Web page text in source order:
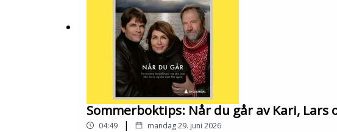
Sommerboktips: Når du går av Kari, Lars
04:49 | mandag 29. juni 2026